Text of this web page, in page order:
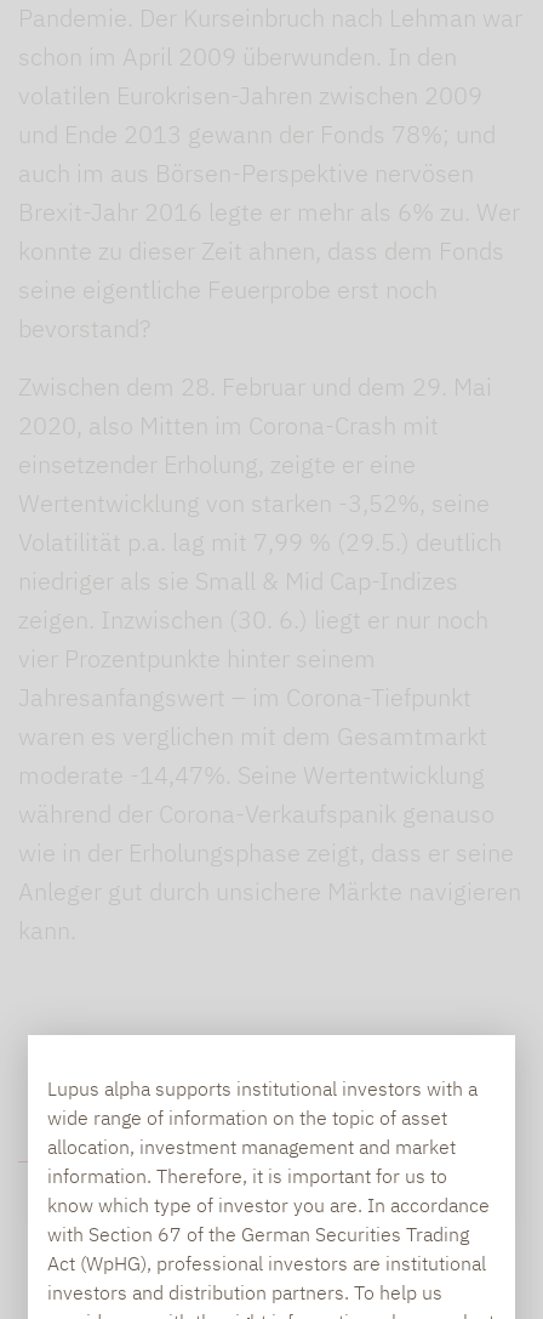
Lupus alpha supports institutional investors with a
wide range of information on the topic of asset
allocation, investment management and market
information. Therefore, it is important for us to
know which type of investor you are. In accordance
with Section 67 of the German Securities Trading
Act (WpHG), professional investors are institutional
investors and distribution partners. To help us
Pandemie. Der Kurseinbruch nach Lehman war
schon im April 2009 überwunden. In den
volatilen Eurokrisen-Jahren zwischen 2009
und Ende 2013 gewann der Fonds 78%; und
auch im aus Börsen-Perspektive nervösen
Brexit-Jahr 2016 legte er mehr als 6% zu. Wer
konnte zu dieser Zeit ahnen, dass dem Fonds
seine eigentliche Feuerprobe erst noch
bevorstand?
Zwischen dem 28. Februar und dem 29. Mai
2020, also Mitten im Corona-Crash mit
einsetzender Erholung, zeigte er eine
Wertentwicklung von starken -3,52%, seine
Volatilität p.a. lag mit 7,99 % (29.5.) deutlich
niedriger als sie Small & Mid Cap-Indizes
zeigen. Inzwischen (30. 6.) liegt er nur noch
vier Prozentpunkte hinter seinem
Jahresanfangswert – im Corona-Tiefpunkt
waren es verglichen mit dem Gesamtmarkt
moderate -14,47%. Seine Wertentwicklung
während der Corona-Verkaufspanik genauso
wie in der Erholungsphase zeigt, dass er seine
Anleger gut durch unsichere Märkte navigieren
kann.
FURTHER INFORMATION
GENERAL QUESTIONS OR
SUGGESTIONS: